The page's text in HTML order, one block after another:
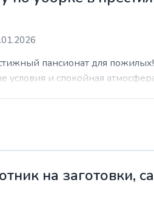
пансионат для
и спокойная
на заготовки,